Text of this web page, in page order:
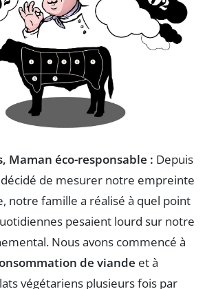
Maman éco-responsable : Depuis
de mesurer notre empreinte
notre famille a réalisé à quel point
pesaient lourd sur notre
Nous avons commencé à
de viande et à
végétariens plusieurs fois par